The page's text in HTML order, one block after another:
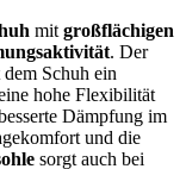
mit großflächigen
. Der
Schuh ein
hohe Flexibilität
Dämpfung im
und die
sorgt auch bei